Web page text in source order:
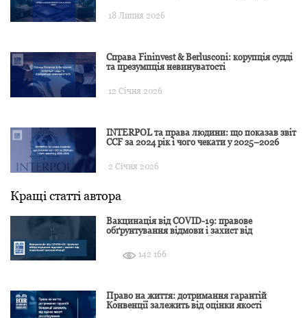
18 Липня 2026
Справа Fininvest & Berlusconi: корупція судді
та презумпція невинуватості
12 Січня 2026
INTERPOL та права людини: що показав звіт
CCF за 2024 рік і чого чекати у 2025–2026
2 Січня 2026
Кращі статті автора
Вакцинація від COVID-19: правове
обґрунтування відмови і захист від
142 166
Право на життя: дотримання гарантій
Конвенції залежить від оцінки якості